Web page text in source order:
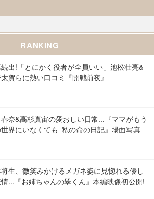
RANKING
出!「とにかく役者が全員いい」池松壮亮&
賀らに熱い口コミ『開戦前夜』
春奈&高杉真宙の愛おしい日常...『ママがもう
世界にいなくても 私の命の日記』場面写真
生、微笑みかけるメガネ姿に見惚れる優し
情...『お姉ちゃんの翠くん』本編映像初公開!